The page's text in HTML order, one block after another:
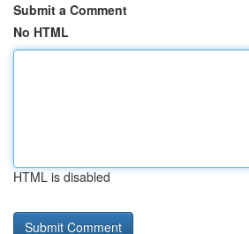
Submit a Comment
No HTML
HTML is disabled